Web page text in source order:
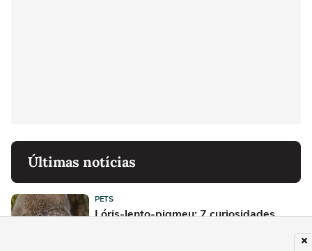
Últimas notícias
PETS
Lóris-lento-pigmeu: 7 curiosidades